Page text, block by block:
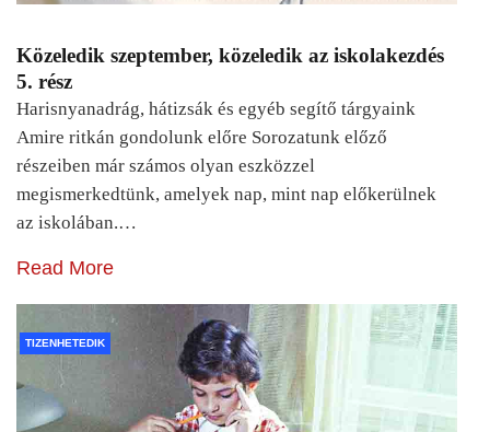
Közeledik szeptember, közeledik az iskolakezdés
5. rész
Harisnyanadrág, hátizsák és egyéb segítő tárgyaink
Amire ritkán gondolunk előre Sorozatunk előző
részeiben már számos olyan eszközzel
megismerkedtünk, amelyek nap, mint nap előkerülnek
az iskolában.…
Read More
TIZENHETEDIK